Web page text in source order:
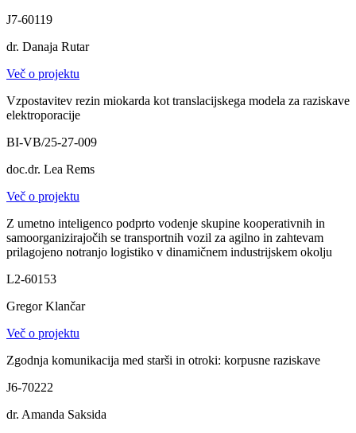
J7-60119
dr. Danaja Rutar
Več o projektu
Vzpostavitev rezin miokarda kot translacijskega modela za raziskave
elektroporacije
BI-VB/25-27-009
doc.dr. Lea Rems
Več o projektu
Z umetno inteligenco podprto vodenje skupine kooperativnih in
samoorganizirajočih se transportnih vozil za agilno in zahtevam
prilagojeno notranjo logistiko v dinamičnem industrijskem okolju
L2-60153
Gregor Klančar
Več o projektu
Zgodnja komunikacija med starši in otroki: korpusne raziskave
J6-70222
dr. Amanda Saksida